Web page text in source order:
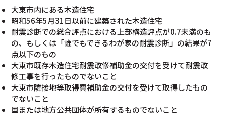
大東市内にある木造住宅
昭和56年5月31日以前に建築された木造住宅
耐震診断での総合評点における上部構造評点が0.7未満のも
の、もしくは「誰でもできるわが家の耐震診断」の結果が7
点以下のもの
大東市既存木造住宅耐震改修補助金の交付を受けて耐震改
修工事を行ったものでないこと
大東市隣接地等取得費補助金の交付を受けて取得したもの
でないこと
国または地方公共団体が所有するものでないこと